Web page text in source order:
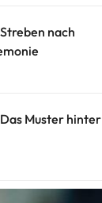
nach
Muster hinter